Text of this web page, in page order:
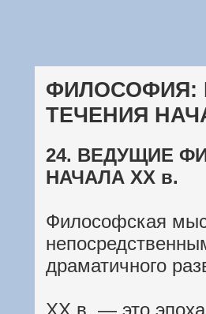
ФИЛОСОФИЯ:
ТЕЧЕНИЯ
24. ВЕДУЩИЕ
НАЧАЛА ХХ в.
Философская
драматичного